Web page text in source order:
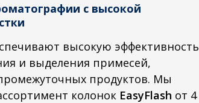
с высокой
высокую эффективность
и выделения примесей,
продуктов. Мы
колонок EasyFlash от 4